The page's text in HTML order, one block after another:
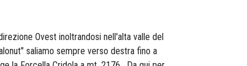
Ovest inoltrandosi nell'alta valle del
saliamo sempre verso destra fino a